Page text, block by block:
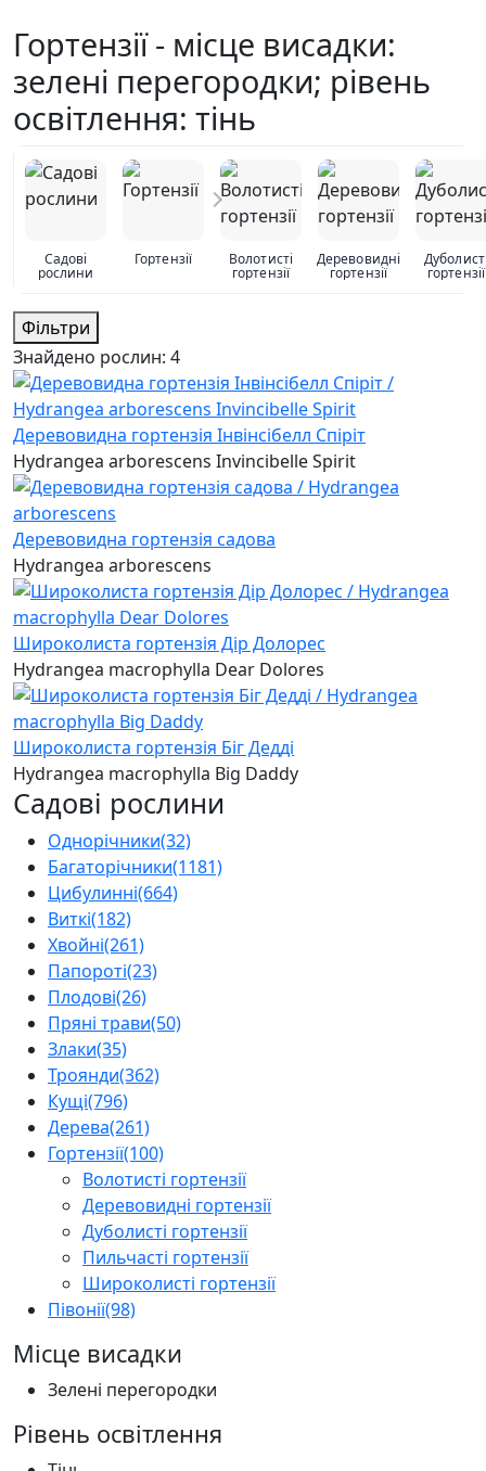
Гортензії - місце висадки:
зелені перегородки; рівень
освітлення: тінь
Садові
рослини
Гортензії Волотисті
гортензії
Деревовидні
гортензії гортензії
Фільтри
Знайдено рослин: 4
Деревовидна гортензія Інвінсібелл Спіріт
Hydrangea arborescens Invincibelle Spirit
Деревовидна гортензія садова
Hydrangea arborescens
Широколиста гортензія Дір Долорес
Hydrangea macrophylla Dear Dolores
Широколиста гортензія Біг Дедді
Hydrangea macrophylla Big Daddy
Садові рослини
Однорічники(32)
Багаторічники(1181)
Цибулинні(664)
Виткі(182)
Хвойні(261)
Папороті(23)
Плодові(26)
Пряні трави(50)
Злаки(35)
Троянди(362)
Кущі(796)
Дерева(261)
Гортензії(100)
Волотисті гортензії
Деревовидні гортензії
Дуболисті гортензії
Пильчасті гортензії
Широколисті гортензії
Півонії(98)
Місце висадки
Зелені перегородки
Рівень освітлення